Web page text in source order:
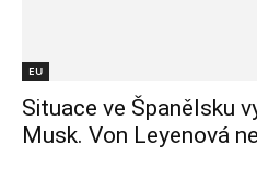
EU
Situace ve Španělsku
Musk. Von Leyenová